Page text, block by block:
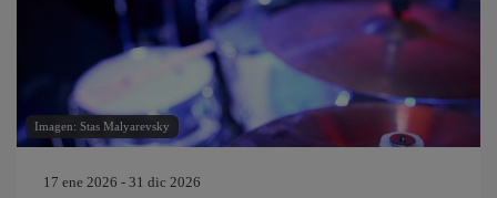
Imagen: Stas Malyarevsky
17 ene 2026 - 31 dic 2026